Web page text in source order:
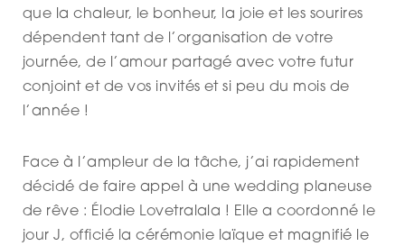
que la chaleur, le bonheur, la joie et les sourires
dépendent tant de l’organisation de votre
journée, de l’amour partagé avec votre futur
conjoint et de vos invités et si peu du mois de
l’année !
Face à l’ampleur de la tâche, j’ai rapidement
décidé de faire appel à une wedding planeuse
de rêve : Élodie Lovetralala ! Elle a coordonné le
jour J, officié la cérémonie laïque et magnifié le